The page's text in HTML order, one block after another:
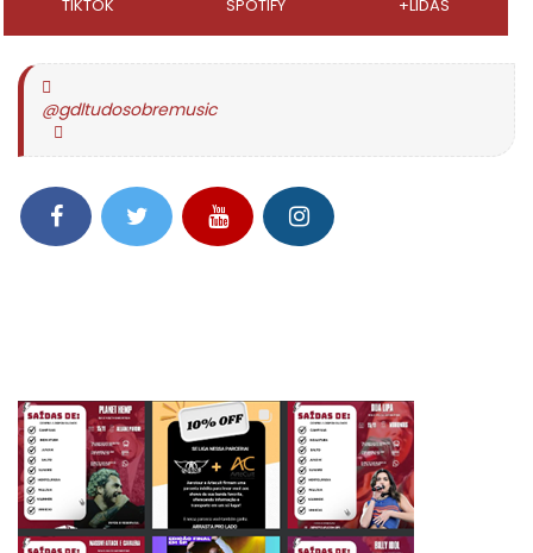
TIKTOK SPOTIFY +LIDAS
@gdltudosobremusic